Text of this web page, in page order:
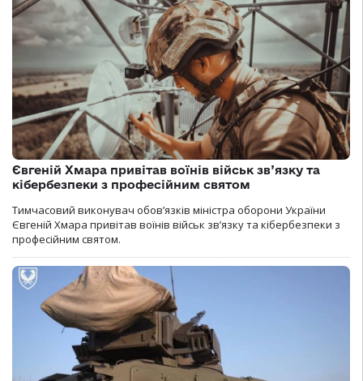
Євгеній Хмара привітав воїнів військ зв’язку та
кібербезпеки з професійним святом
Тимчасовий виконувач обов’язків міністра оборони України
Євгеній Хмара привітав воїнів військ зв’язку та кібербезпеки з
професійним святом.